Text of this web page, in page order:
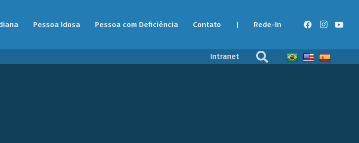
Pessoa Idosa Pessoa com Deficiência Contato | Rede-In
Intranet